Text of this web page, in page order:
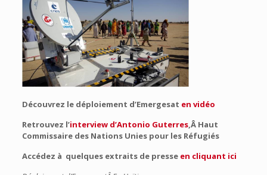
Découvrez le déploiement d’Emergesat en vidéo
Retrouvez l’interview d’Antonio Guterres,Â Haut
Commissaire des Nations Unies pour les Réfugiés
Accédez à quelques extraits de presse en cliquant ici